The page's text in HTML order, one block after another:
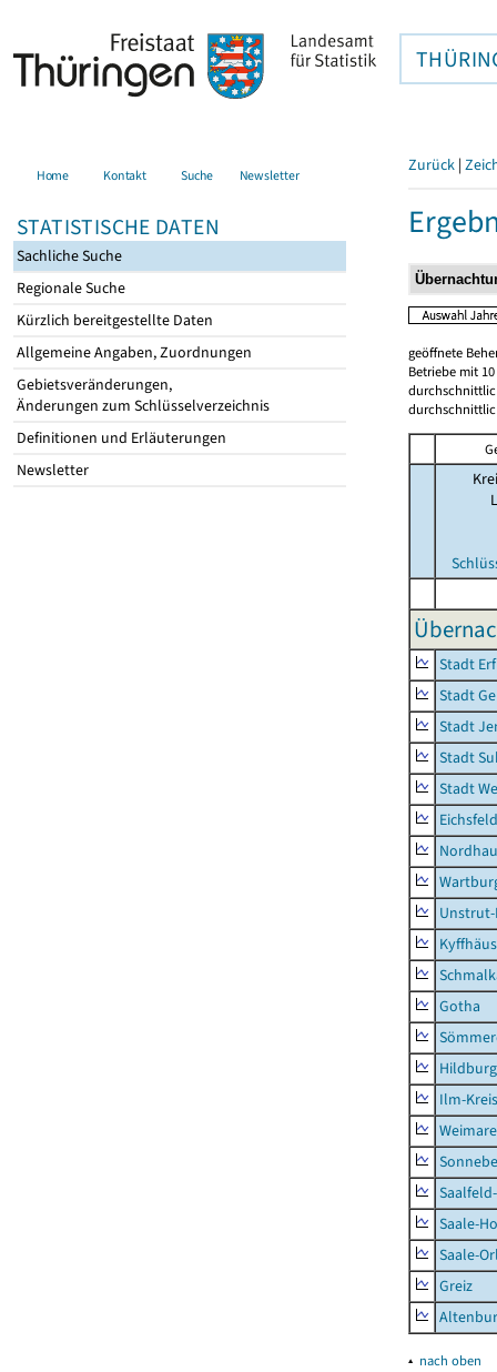
Home Kontakt Suche Newsletter
STATISTISCHE DATEN
Sachliche Suche
Regionale Suche
Kürzlich bereitgestellte Daten
Allgemeine Angaben, Zuordnungen
Gebietsveränderungen,
Änderungen zum Schlüsselverzeichnis
Definitionen und Erläuterungen
Newsletter
Zurück |
geöffnete
Betriebe mit
Stadt
Stadt
Stadt
Stadt
Stadt
Eichsfeld
Gotha
Ilm-Kreis
Saale-
Saale-
Greiz
▴ nach oben